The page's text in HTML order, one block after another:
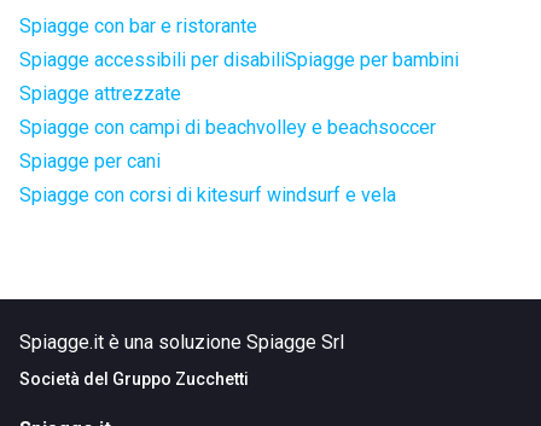
Spiagge con bar e ristorante
Spiagge accessibili per disabiliSpiagge per bambini
Spiagge attrezzate
Spiagge con campi di beachvolley e beachsoccer
Spiagge per cani
Spiagge con corsi di kitesurf windsurf e vela
Spiagge.it è una soluzione Spiagge Srl
Società del Gruppo Zucchetti